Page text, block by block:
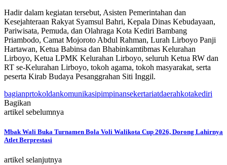
Hadir dalam kegiatan tersebut, Asisten Pemerintahan dan
Kesejahteraan Rakyat Syamsul Bahri, Kepala Dinas Kebudayaan,
Pariwisata, Pemuda, dan Olahraga Kota Kediri Bambang
Priambodo, Camat Mojoroto Abdul Rahman, Lurah Lirboyo Panji
Hartawan, Ketua Babinsa dan Bhabinkamtibmas Kelurahan
Lirboyo, Ketua LPMK Kelurahan Lirboyo, seluruh Ketua RW dan
RT se-Kelurahan Lirboyo, tokoh agama, tokoh masyarakat, serta
peserta Kirab Budaya Pesanggrahan Siti Inggil.
bagianprtokoldankomunikasipimpinansekertariatdaerahkotakediri
Bagikan
artikel sebelumnya
Mbak Wali Buka Turnamen Bola Voli Walikota Cup 2026, Dorong Lahirnya
Atlet Berprestasi
artikel selanjutnya